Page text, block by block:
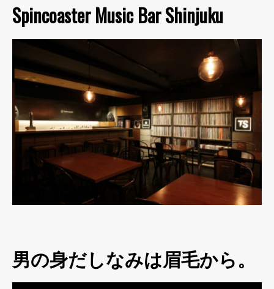
Spincoaster Music Bar Shinjuku
男の身だしなみは眉毛から。